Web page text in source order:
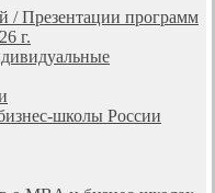
/ Презентации программ
г.
школы России